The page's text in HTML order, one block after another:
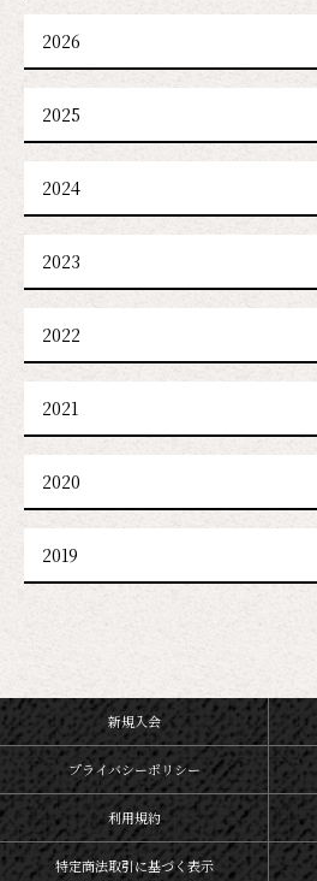
2026
2025
2024
2023
2022
2021
2020
2019
新規入会
プライバシーポリシー
利用規約
特定商法取引に基づく表示